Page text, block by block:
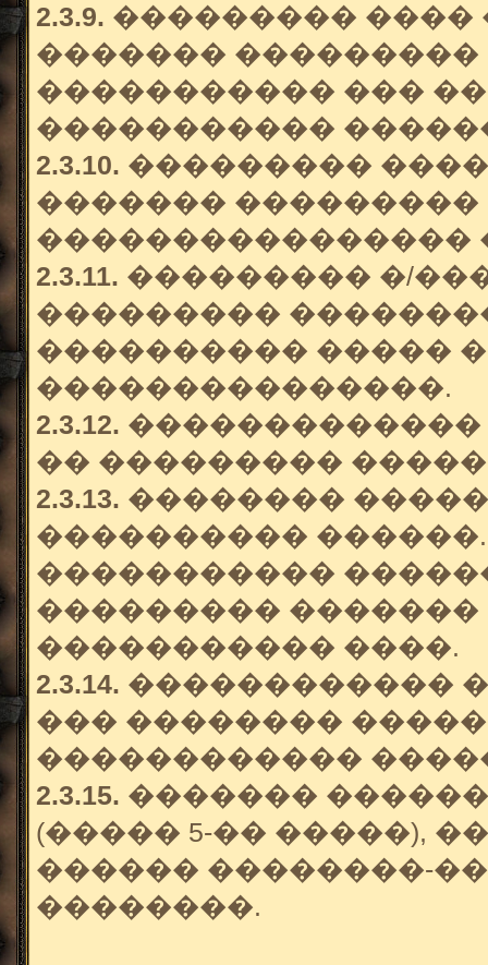
2.3.9. ��������� ����
������� ���������
����������� ���
�����������
2.3.10. ���������
������� ���������
����������������
2.3.11. ��������� �/
���������
���������� �����
���������������.
2.3.12.
�� ���������
2.3.13. ��������
����������
�����������
��������� �������
����������� ����.
2.3.14. ������������
��� ��������
������������
2.3.15. �������
(����� 5-�� �����),
������ ��������-
��������.